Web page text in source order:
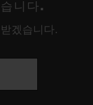
니다.
겠습니다.